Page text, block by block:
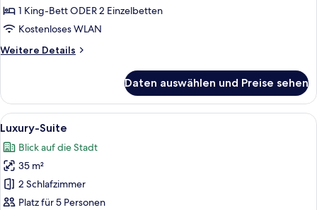
1 King-Bett ODER 2 Einzelbetten
Kostenloses WLAN
Weitere Details
Weitere
Zimmer
Daten auswählen und Preise sehen
Alle
Fotos
für
Luxury-
Suite
anzeigen
Ein Schlafzimmer mit Bett, Fenster
5
Luxury-Suite
Blick auf die Stadt
35 m²
2 Schlafzimmer
Platz für 5 Personen